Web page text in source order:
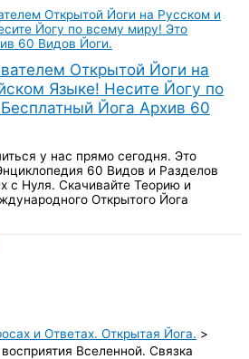
Открытой Йоги на
Языке! Несите Йогу по
Йога Архив 60
у нас прямо сегодня. Это
60 Видов и Разделов
с Нуля. Скачивайте Теорию и
Открытого Йога
и Ответах. Открытая Йога.
Вселенной. Связка